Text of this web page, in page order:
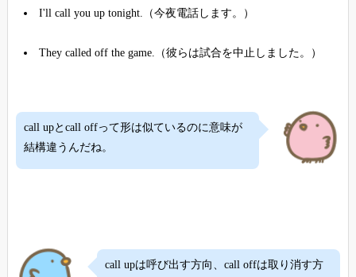
I'll call you up tonight.（今夜電話します。）
They called off the game.（彼らは試合を中止しました。）
call upとcall offって形は似ているのに意味が
結構違うんだね。
call upは呼び出す方向、call offは取り消す方